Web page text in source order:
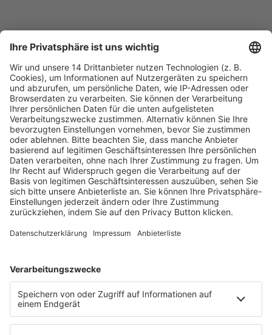
Fachmedien Recht und Wirtschaft
Ein Fachbereich der
dfv Mediengruppe
Mainzer Landstr. 251
60326 Frankfurt am Main
E-Mail:info@ruw.de
Web:https://www.ruw.de
AGB
Datenschutzerklärung
Genderhinweis
Cookie-Einstellungen